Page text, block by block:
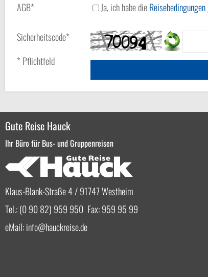
AGB*
Ja, ich habe dieReisebedingungen
Sicherheitscode*
* Pflichtfeld
Gute Reise Hauck
Ihr Büro für Bus- und Gruppenreisen
Klaus-Blank-Straße 4 / 91747 Westheim
Tel.: (0 90 82) 959 950 Fax: 959 95 99
eMail:info hauckreise.de